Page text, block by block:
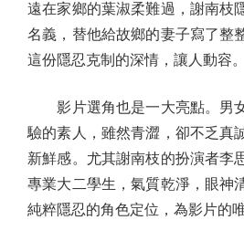
遠在家鄉的葉淑柔難過，謝南枝
名義，替他給故鄉的妻子寫了整
這份隱忍克制的深情，讓人動容。
影片選角也是一大亮點。男
驗的素人，雖然青澀，卻不乏真
新鮮感。尤其謝南枝的扮演者李
專業大二學生，氣質乾淨，眼神
純粹隱忍的角色定位，為影片的